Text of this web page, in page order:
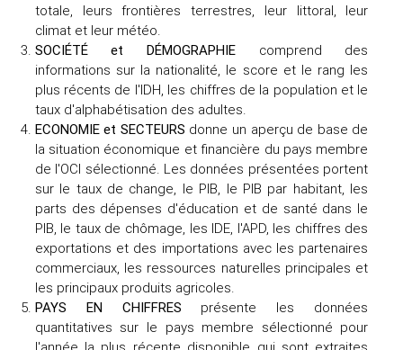
totale, leurs frontières terrestres, leur littoral, leur
climat et leur météo.
SOCIÉTÉ et DÉMOGRAPHIE comprend des
informations sur la nationalité, le score et le rang les
plus récents de l'IDH, les chiffres de la population et le
taux d'alphabétisation des adultes.
ECONOMIE et SECTEURS donne un aperçu de base de
la situation économique et financière du pays membre
de l'OCI sélectionné. Les données présentées portent
sur le taux de change, le PIB, le PIB par habitant, les
parts des dépenses d'éducation et de santé dans le
PIB, le taux de chômage, les IDE, l'APD, les chiffres des
exportations et des importations avec les partenaires
commerciaux, les ressources naturelles principales et
les principaux produits agricoles.
PAYS EN CHIFFRES présente les données
quantitatives sur le pays membre sélectionné pour